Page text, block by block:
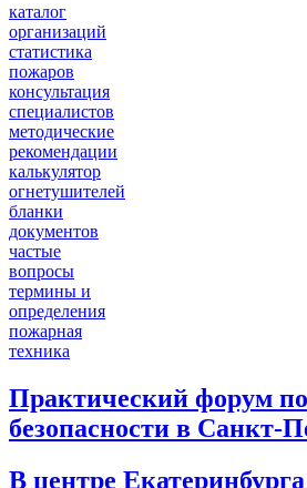
каталог
организаций
статистика
пожаров
консультация
специалистов
методические
рекомендации
калькулятор
огнетушителей
бланки
документов
частые
вопросы
термины и
определения
пожарная
техника
Практический форум
безопасности в Санкт-
В центре